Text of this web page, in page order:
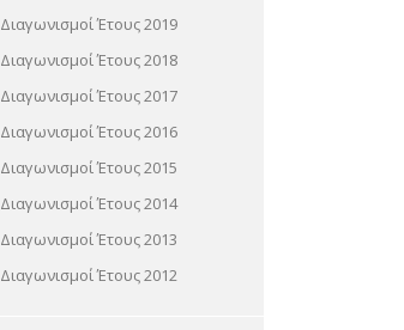
Διαγωνισμοί Έτους 2019
Διαγωνισμοί Έτους 2018
Διαγωνισμοί Έτους 2017
Διαγωνισμοί Έτους 2016
Διαγωνισμοί Έτους 2015
Διαγωνισμοί Έτους 2014
Διαγωνισμοί Έτους 2013
Διαγωνισμοί Έτους 2012